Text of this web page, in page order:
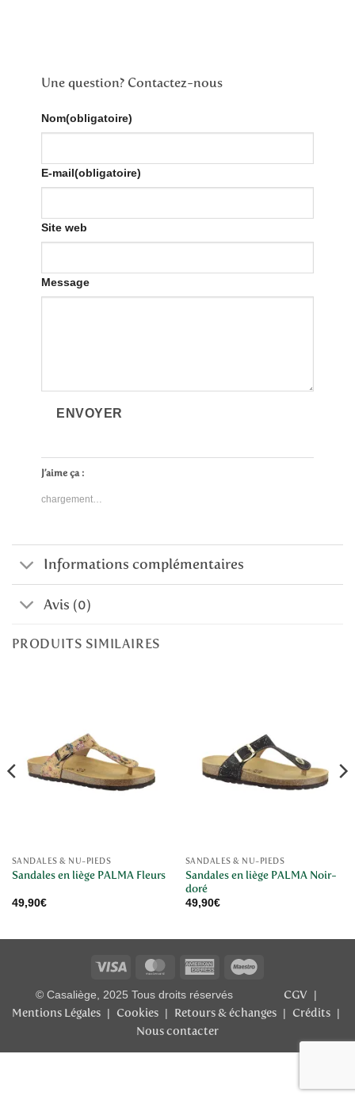
Une question? Contactez-nous
Nom(obligatoire)
E-mail(obligatoire)
Site web
Message
ENVOYER
J’aime ça :
chargement…
Informations complémentaires
Avis (0)
PRODUITS SIMILAIRES
SANDALES & NU-PIEDS
Sandales en liège PALMA Fleurs
49,90€
SANDALES & NU-PIEDS
Sandales en liège PALMA Noir-
doré
49,90€
Visa MasterCardAmerican
© Casaliège, 2025 Tous droits réservés CGV|
Mentions Légales | Cookies | Retours & échanges | Crédits |
Nous contacter